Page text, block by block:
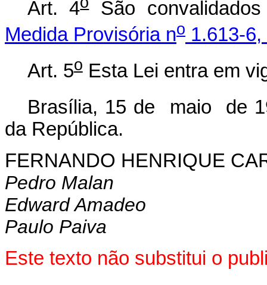
Art. 4 São
Medida Provisória no 1.613-
Art. 5oEsta Lei entra em
Brasília, 15 de maio de
da República.
FERNANDO HENRIQUE
Pedro Malan
Edward Amadeo
Paulo Paiva
Este texto não substitui o